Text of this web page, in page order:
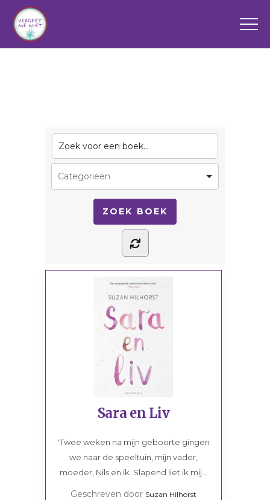
Sara en Liv
'Twee weken na mijn geboorte gingen
we naar de speeltuin, mijn vader,
moeder, Nils en ik. Slapend liet ik mij...
Geschreven door Suzan Hilhorst